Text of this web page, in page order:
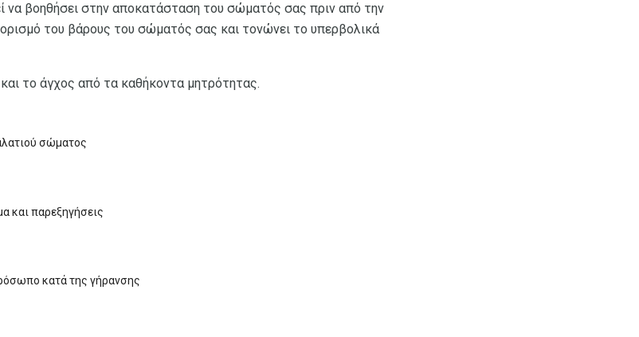
να βοηθήσει στην αποκατάσταση του σώματός σας πριν από την
του βάρους του σώματός σας και τονώνει το υπερβολικά
το άγχος από τα καθήκοντα μητρότητας.
σώματος
και παρεξηγήσεις
κατά της γήρανσης